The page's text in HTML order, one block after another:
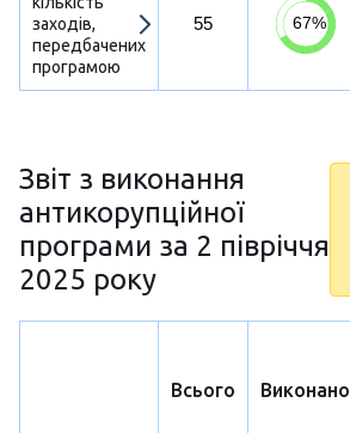
заходів,
передбачених
програмою
55
Звіт з виконання
антикорупційної
програми за 2 півріччя
2025 року
Всього Виконано